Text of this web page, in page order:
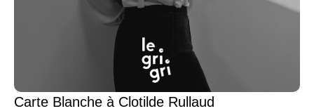
Carte Blanche à Clotilde Rullaud